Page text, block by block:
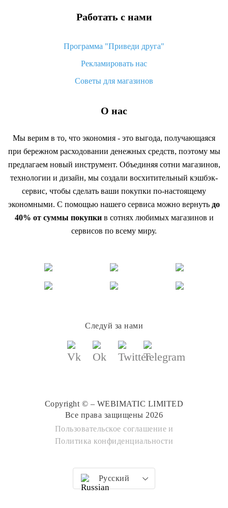
Работать с нами
Программа "Приведи друга"
Рекламировать нас
Советы для магазинов
О нас
Мы верим в то, что экономия - это выгода, получающаяся
при бережном расходовании денежных средств, поэтому мы
предлагаем новый инструмент. Объединяя сотни магазинов,
технологии и дизайн, мы создали восхитительный кэшбэк-
сервис, чтобы сделать ваши покупки по-настоящему
экономными. С помощью нашего сервиса можно вернуть до
40% от суммы покупкив сотнях любимых магазинов и
сервисов по всему миру.
Следуй за нами
Copyright © – WEBIMATIC LIMITED
Все права защищены 2026
Пользовательское соглашение и
Политика конфиденциальности
Русский